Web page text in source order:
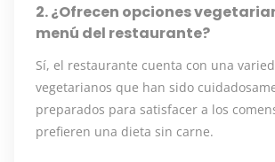
2. ¿Ofrecen opciones
menú del restaurante?
Sí, el restaurante cuenta con una
vegetarianos que han sido
preparados para satisfacer a los
prefieren una dieta sin carne.